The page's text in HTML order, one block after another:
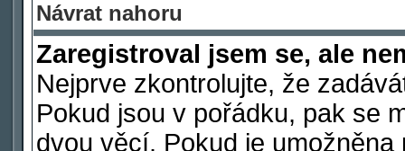
Návrat nahoru
Zaregistroval jsem se, ale
Nejprve zkontrolujte, že
Pokud jsou v pořádku, pak se
dvou věcí. Pokud je umožněna